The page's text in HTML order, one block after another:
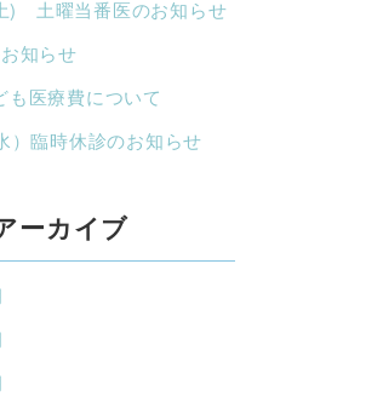
) 土曜当番医のお知らせ
知らせ
も医療費について
）臨時休診のお知らせ
ーカイブ